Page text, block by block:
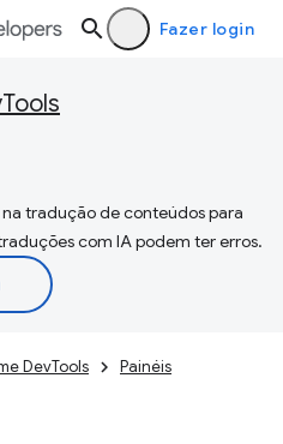
Fazer login
tradução de conteúdos para
com IA podem ter erros.
DevTools Painéis